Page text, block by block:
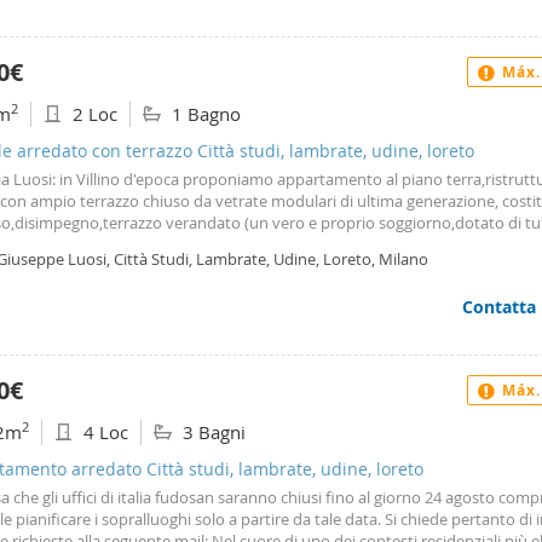
il Politecnico di piazza Leonardo e o lavora in Centro Città, per info e
2 2 Loc 1 Bagno
arredato con terrazzo Città studi, lambrate, udine, loreto
Luosi: in Villino d'epoca proponiamo appartamento al piano
ampio terrazzo chiuso da vetrate modulari di ultima generazione,
verandato (un vero e proprio soggiorno,dotato di
Dotato di: aria condizionata in ogni camera-termoautonomo-
una piccola oasi tutta per se' ,pur essendo nel cuore di Città Studi.
della linea mm verde "piola". La soluzione è ideale per manager e
che necessitano di avere su Milano un punto di appoggio per la
Disponibilita' dal mese di gennaio 2027. - ad un passo dalla mm linea
in zona ottimamente servita da esercizi commerciali e mezzi di superficie di
con il Centro città.
Luosi, Città Studi, Lambrate, Udine, Loreto, Milano
Contatta
2 4 Loc 3 Bagni
arredato Città studi, lambrate, udine, loreto
che gli uffici di italia fudosan saranno chiusi fino al giorno 24 agosto
pianificare i sopralluoghi solo a partire da tale data. Si chiede pertanto di